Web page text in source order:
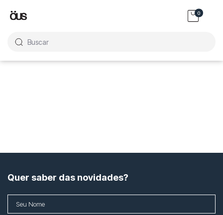
0
Quer saber das novidades?